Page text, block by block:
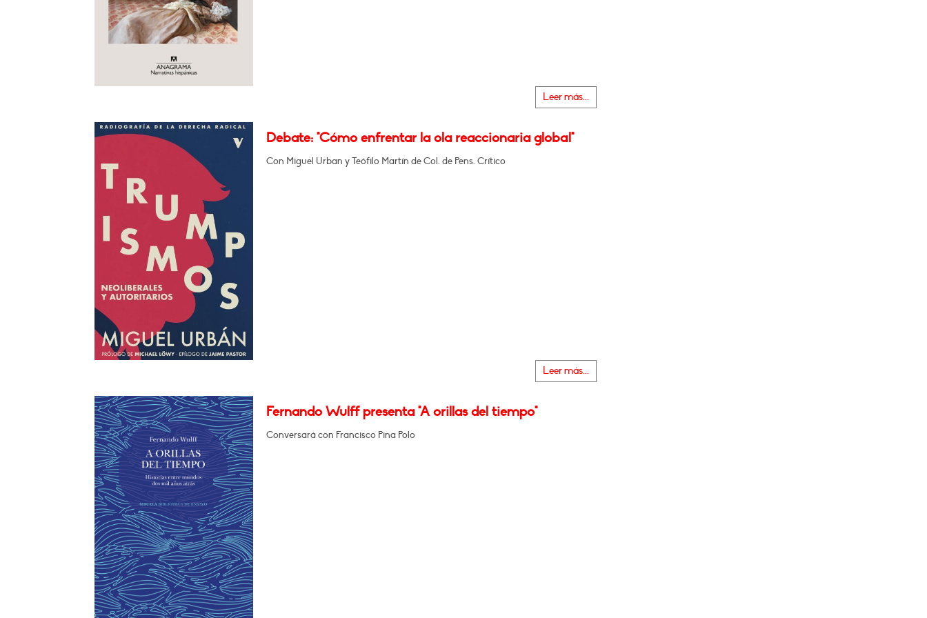
Leer más...
Debate: "Cómo enfrentar la ola reaccionaria global"
Con Miguel Urban y Teófilo Martín de Col. de Pens. Crítico
Leer más...
Fernando Wulff presenta "A orillas del tiempo"
Conversará con Francisco Pina Polo